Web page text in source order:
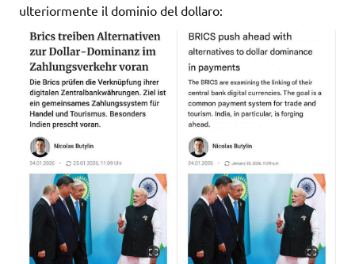
ulteriormente il dominio del dollaro: